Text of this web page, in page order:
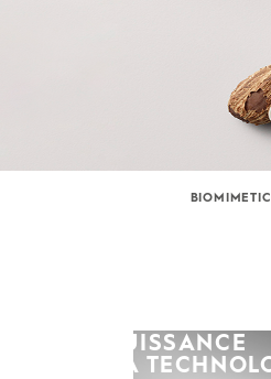
LA PUISSANCE
DE LA